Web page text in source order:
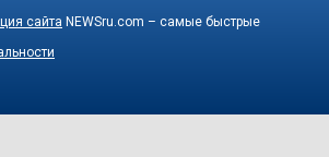
сайта NEWSru.com – самые быстрые